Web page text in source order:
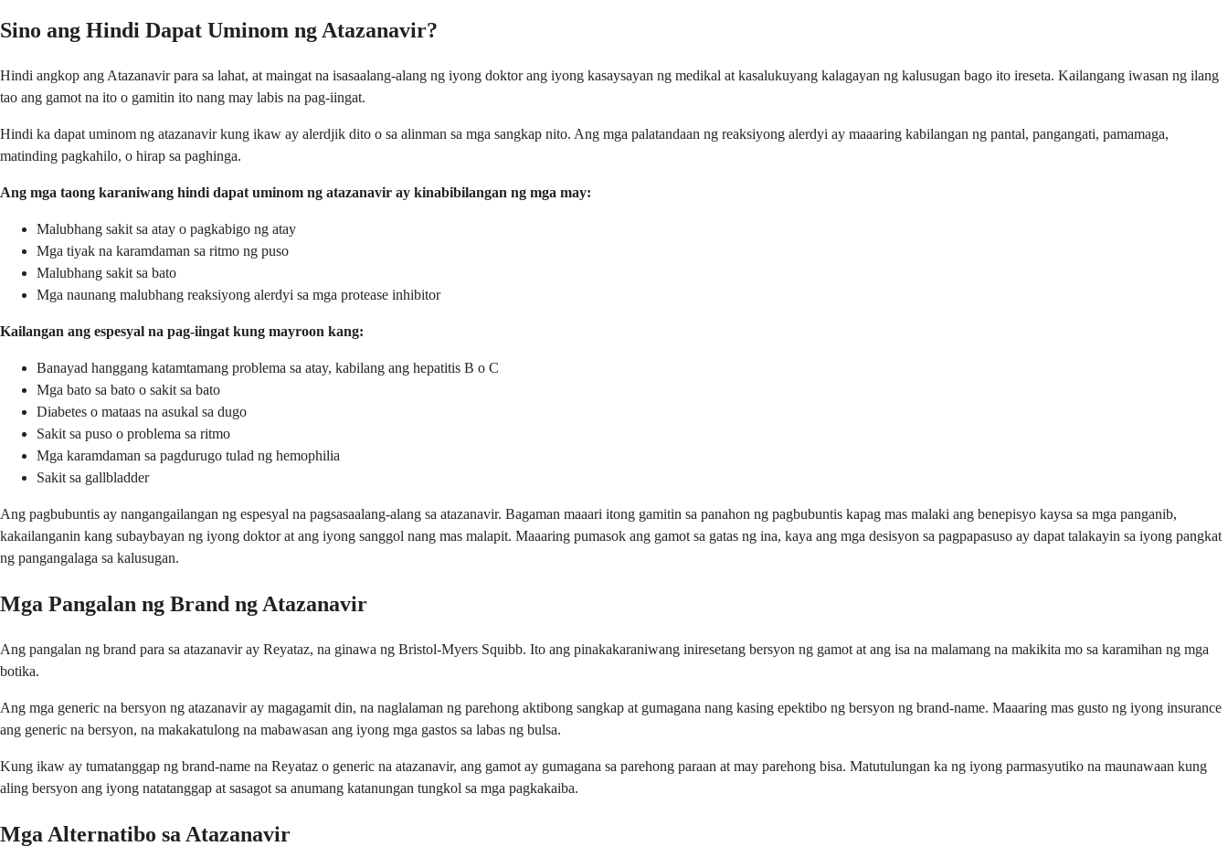
Sino ang Hindi Dapat Uminom ng Atazanavir?
Hindi angkop ang Atazanavir para sa lahat, at maingat na isasaalang-alang ng iyong doktor ang iyong kasaysayan ng medikal at kasalukuyang kalagayan ng kalusugan bago ito ireseta. Kailangang iwasan ng ilang
tao ang gamot na ito o gamitin ito nang may labis na pag-iingat.
Hindi ka dapat uminom ng atazanavir kung ikaw ay alerdjik dito o sa alinman sa mga sangkap nito. Ang mga palatandaan ng reaksiyong alerdyi ay maaaring kabilangan ng pantal, pangangati, pamamaga,
matinding pagkahilo, o hirap sa paghinga.
Ang mga taong karaniwang hindi dapat uminom ng atazanavir ay kinabibilangan ng mga may:
Malubhang sakit sa atay o pagkabigo ng atay
Mga tiyak na karamdaman sa ritmo ng puso
Malubhang sakit sa bato
Mga naunang malubhang reaksiyong alerdyi sa mga protease inhibitor
Kailangan ang espesyal na pag-iingat kung mayroon kang:
Banayad hanggang katamtamang problema sa atay, kabilang ang hepatitis B o C
Mga bato sa bato o sakit sa bato
Diabetes o mataas na asukal sa dugo
Sakit sa puso o problema sa ritmo
Mga karamdaman sa pagdurugo tulad ng hemophilia
Sakit sa gallbladder
Ang pagbubuntis ay nangangailangan ng espesyal na pagsasaalang-alang sa atazanavir. Bagaman maaari itong gamitin sa panahon ng pagbubuntis kapag mas malaki ang benepisyo kaysa sa mga panganib,
kakailanganin kang subaybayan ng iyong doktor at ang iyong sanggol nang mas malapit. Maaaring pumasok ang gamot sa gatas ng ina, kaya ang mga desisyon sa pagpapasuso ay dapat talakayin sa iyong pangkat
ng pangangalaga sa kalusugan.
Mga Pangalan ng Brand ng Atazanavir
Ang pangalan ng brand para sa atazanavir ay Reyataz, na ginawa ng Bristol-Myers Squibb. Ito ang pinakakaraniwang iniresetang bersyon ng gamot at ang isa na malamang na makikita mo sa karamihan ng mga
botika.
Ang mga generic na bersyon ng atazanavir ay magagamit din, na naglalaman ng parehong aktibong sangkap at gumagana nang kasing epektibo ng bersyon ng brand-name. Maaaring mas gusto ng iyong insurance
ang generic na bersyon, na makakatulong na mabawasan ang iyong mga gastos sa labas ng bulsa.
Kung ikaw ay tumatanggap ng brand-name na Reyataz o generic na atazanavir, ang gamot ay gumagana sa parehong paraan at may parehong bisa. Matutulungan ka ng iyong parmasyutiko na maunawaan kung
aling bersyon ang iyong natatanggap at sasagot sa anumang katanungan tungkol sa mga pagkakaiba.
Mga Alternatibo sa Atazanavir